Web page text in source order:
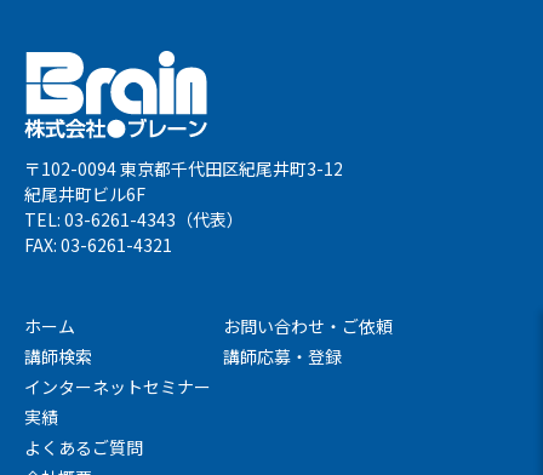
〒102-0094 東京都千代田区紀尾井町3-12
紀尾井町ビル6F
TEL: 03-6261-4343（代表）
FAX: 03-6261-4321
ホーム
講師検索
インターネットセミナー
実績
よくあるご質問
お問い合わせ・ご依頼
講師応募・登録